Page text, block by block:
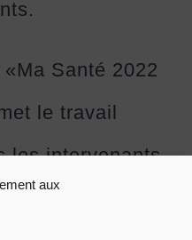
aux
Santé 2022
le travail
les intervenants